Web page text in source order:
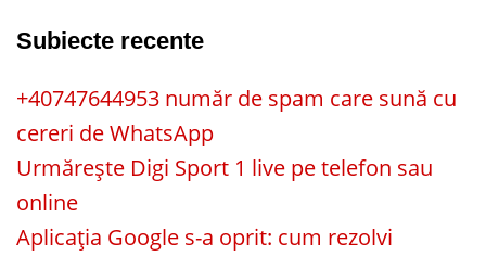
Subiecte recente
+40747644953 număr de spam care sună cu
cereri de WhatsApp
Urmărește Digi Sport 1 live pe telefon sau
online
Aplicația Google s-a oprit: cum rezolvi